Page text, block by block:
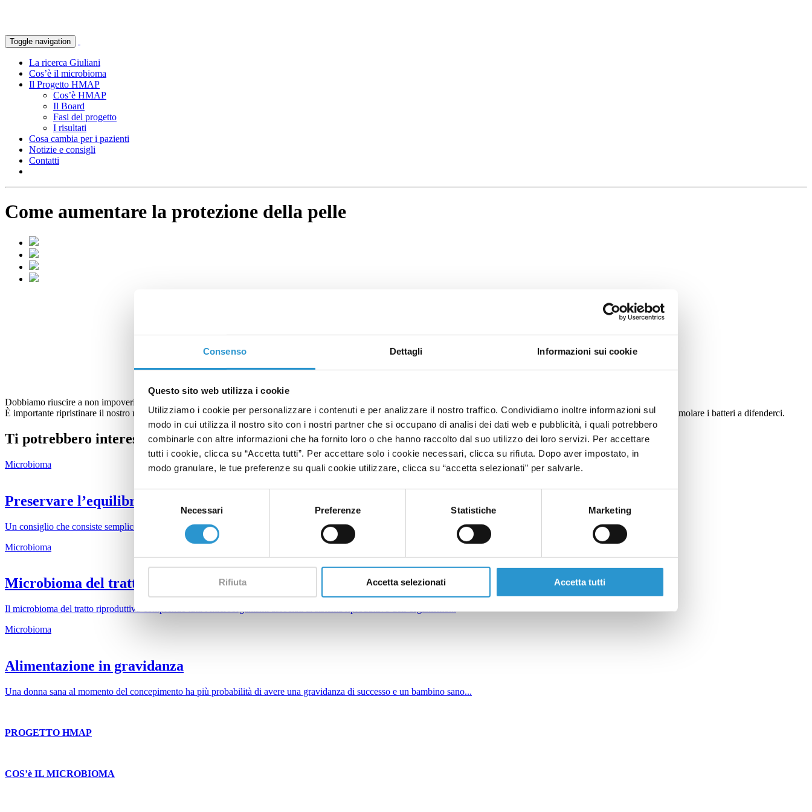
Consenso Dettagli Informazioni sui cookie
Questo sito web utilizza i cookie
Utilizziamo i cookie per personalizzare i contenuti e per analizzare il nostro traffico. Condividiamo inoltre informazioni sul
modo in cui utilizza il nostro sito con i nostri partner che si occupano di analisi dei dati web e pubblicità, i quali potrebbero
combinarle con altre informazioni che ha fornito loro o che hanno raccolto dal suo utilizzo dei loro servizi. Per accettare
tutti i cookie, clicca su “Accetta tutti”. Per accettare solo i cookie necessari, clicca su rifiuta. Dopo aver impostato, in
modo granulare, le tue preferenze su quali cookie utilizzare, clicca su “accetta selezionati” per salvarle.
del
consenso
Necessari Preferenze Statistiche Marketing
Rifiuta Accetta selezionati Accetta tutti
Toggle navigation
La ricerca Giuliani
Cos’è il microbioma
Il Progetto HMAP
Cos’è HMAP
Il Board
Fasi del progetto
I risultati
Cosa cambia per i pazienti
Notizie e consigli
Contatti
Come aumentare la protezione della pelle
Dobbiamo riuscire a non impoverire troppo le nostre mani dai batteri buoni del micorbiota della pelle, utili a difenderci da virus e batteri.
È importante ripristinare il nostro microbiota della pelle dopo aver utilizzato i gel disinfettanti con l’ausilio di prodotti topici specifici che contengono le sostanze che riescono a stimolare i batteri a difenderci.
Ti potrebbero interessare
Microbioma
Preservare l’equilibrio del microbiota sulle mani
Un consiglio che consiste semplicemente nel prendere le capsule di probiotici...
Microbioma
Microbioma del tratto riproduttivo
Il microbioma del tratto riproduttivo comprende tutti i microorganismi associati al sistema riproduttivo dell’organismo...
Microbioma
Alimentazione in gravidanza
Una donna sana al momento del concepimento ha più probabilità di avere una gravidanza di successo e un bambino sano...
PROGETTO HMAP
COS’è IL MICROBIOMA